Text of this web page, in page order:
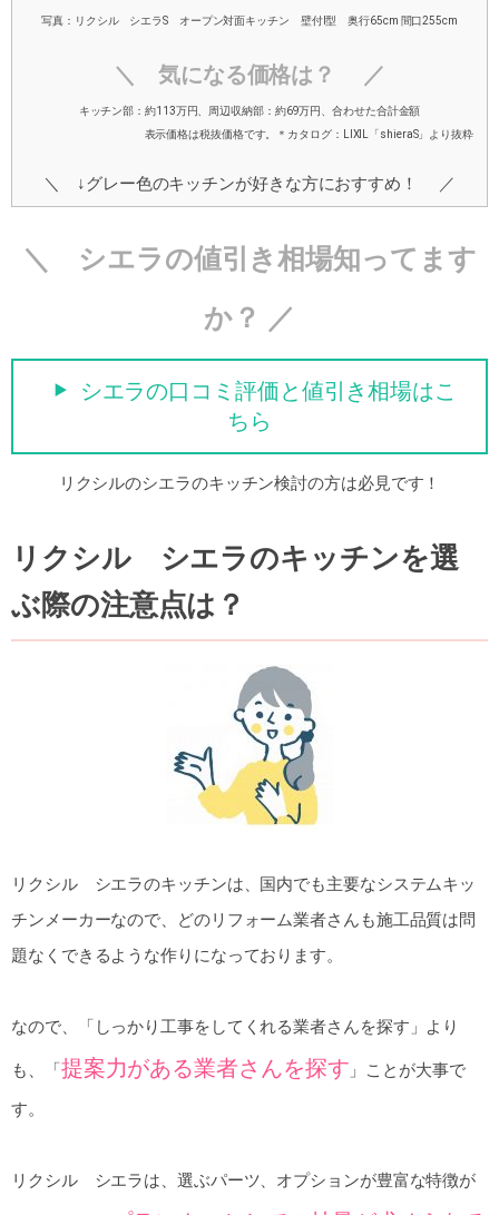
写真：リクシル シエラS オープン対面キッチン 壁付I型 奥行65cm 間口255cm
＼ 気になる価格は？ ／
キッチン部：約113万円、周辺収納部：約69万円、合わせた合計金額
表示価格は税抜価格です。＊カタログ：LIXIL「shieraS」より抜粋
＼ ↓グレー色のキッチンが好きな方におすすめ！ ／
＼ シエラの値引き相場知ってます
か？ ／
シエラの口コミ評価と値引き相場はこ
ちら
リクシルのシエラのキッチン検討の方は必見です！
リクシル シエラのキッチンを選
ぶ際の注意点は？
リクシル シエラのキッチンは、国内でも主要なシステムキッ
チンメーカーなので、どのリフォーム業者さんも施工品質は問
題なくできるような作りになっております。
なので、「しっかり工事をしてくれる業者さんを探す」より
も、「提案力がある業者さんを探す 」ことが大事で
す。
リクシル シエラは、選ぶパーツ、オプションが豊富な特徴が